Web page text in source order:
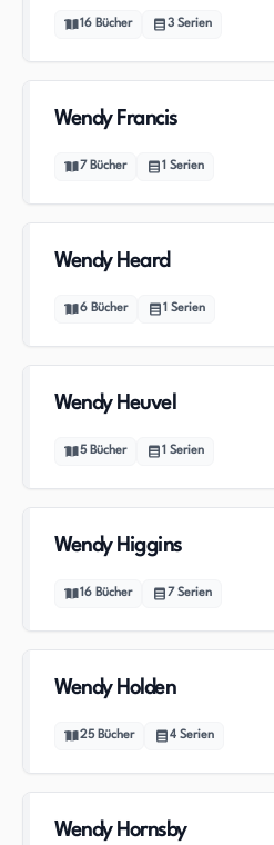
16 Bücher 3 Serien
Wendy Francis
7 Bücher 1 Serien
Wendy Heard
6 Bücher 1 Serien
Wendy Heuvel
5 Bücher 1 Serien
Wendy Higgins
16 Bücher 7 Serien
Wendy Holden
25 Bücher 4 Serien
Wendy Hornsby